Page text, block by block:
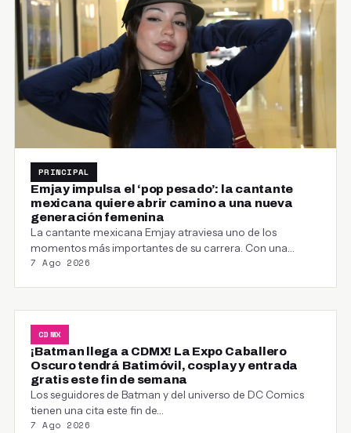
PRINCIPAL
Emjay impulsa el ‘pop pesado’: la cantante
mexicana quiere abrir camino a una nueva
generación femenina
La cantante mexicana Emjay atraviesa uno de los
momentos más importantes de su carrera. Con una…
7 Ago 2026
CDMX
¡Batman llega a CDMX! La Expo Caballero
Oscuro tendrá Batimóvil, cosplay y entrada
gratis este fin de semana
Los seguidores de Batman y del universo de DC Comics
tienen una cita este fin de…
7 Ago 2026